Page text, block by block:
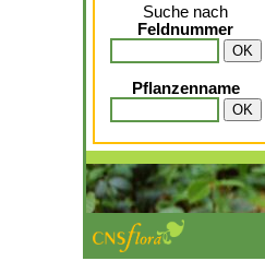
Suche nach
Feldnummer
Pflanzenname